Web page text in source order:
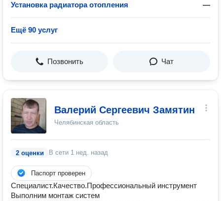
Установка радиатора отопления —
Ещё 90 услуг
Позвонить Чат
Валерий Сергеевич Замятин
Челябинская область
2 оценки В сети 1 нед. назад
Паспорт проверен
Специалист.Качество.Профессиональный инструмент
Выполним монтаж систем